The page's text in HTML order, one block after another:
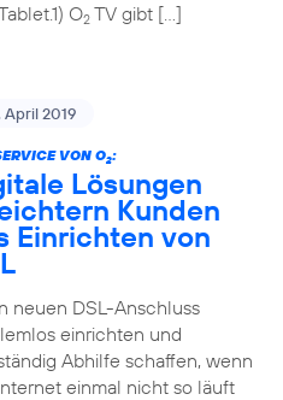
O2TV gibt […]
April 2019
VON O2:
Lösungen
Kunden
Einrichten von
neuen DSL-Anschluss
einrichten und
Abhilfe schaffen, wenn
einmal nicht so läuft